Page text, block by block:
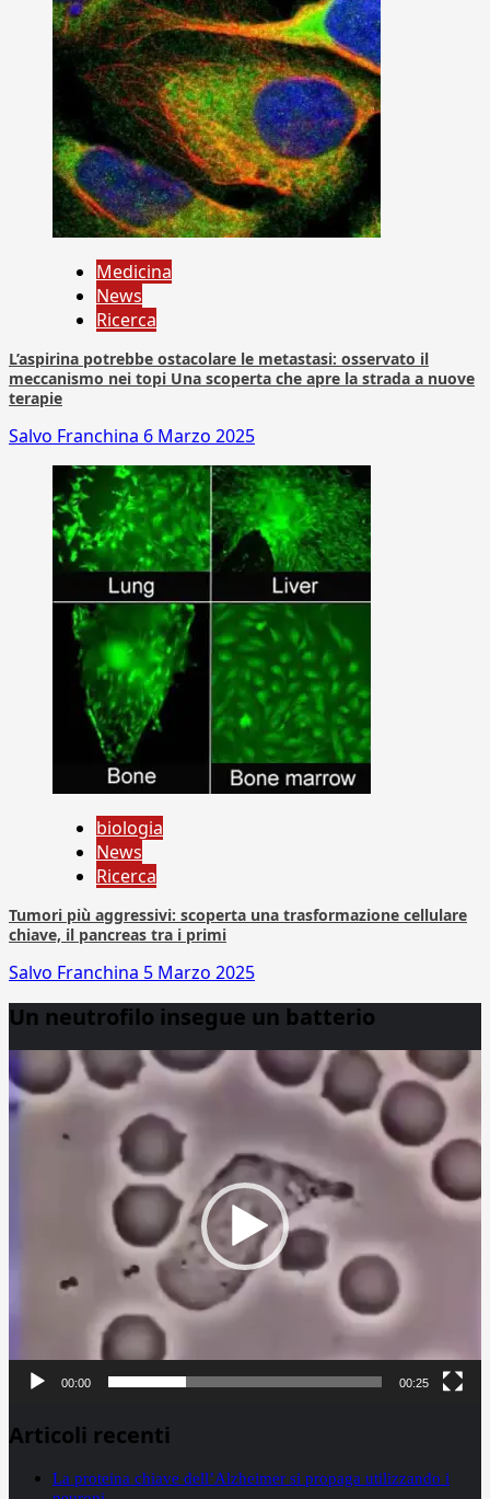
Medicina
News
Ricerca
L’aspirina potrebbe ostacolare le metastasi: osservato il
meccanismo nei topi Una scoperta che apre la strada a nuove
terapie
Salvo Franchina 6 Marzo 2025
biologia
News
Ricerca
Tumori più aggressivi: scoperta una trasformazione cellulare
chiave, il pancreas tra i primi
Salvo Franchina 5 Marzo 2025
Un neutrofilo insegue un batterio
Player
00:00 00:25
Articoli recenti
La proteina chiave dell’Alzheimer si propaga utilizzando i